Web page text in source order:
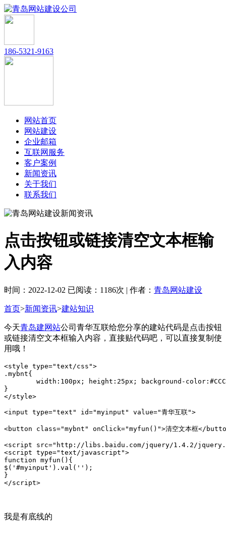
186-5321-9163
网站首页
网站建设
企业邮箱
互联网服务
客户案例
新闻资讯
关于我们
联系我们
点击按钮或链接清空文本框输
入内容
时间：2022-12-02 已阅读：1186次 | 作者： 青岛网站建设
首页>新闻资讯>建站知识
今天青岛建网站公司青华互联给您分享的建站代码是点击按钮
或链接清空文本框输入内容，直接贴代码吧，可以直接复制使
用哦！
<style type="text/css">
.mybnt{
}
</style>
<input type="text" id="myinput" value="青华互联">
<button class="mybnt" onClick="myfun()">清空文本框</
<script src="http://libs.baidu.com/jquery/1.4.2/
<script type="text/javascript">
function myfun(){
$('#myinput').val('');
}
</script>
我是有底线的